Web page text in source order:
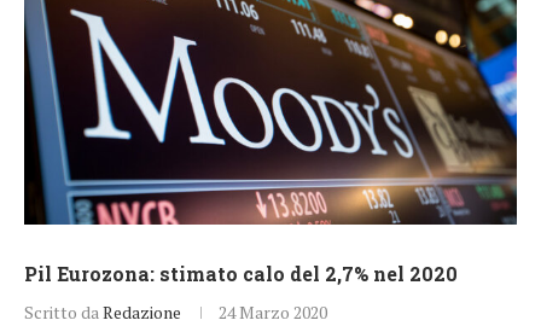
Pil Eurozona: stimato calo del 2,7% nel 2020
Scritto da Redazione 24 Marzo 2020